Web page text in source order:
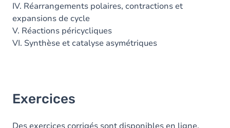
IV. Réarrangements polaires, contractions et
expansions de cycle
V. Réactions péricycliques
VI. Synthèse et catalyse asymétriques
Exercices